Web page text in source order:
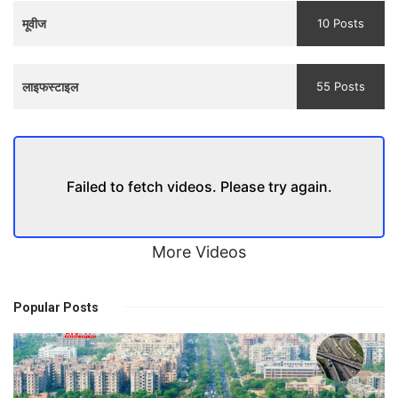
मूवीज 10 Posts
लाइफस्टाइल 55 Posts
Failed to fetch videos. Please try again.
More Videos
Popular Posts